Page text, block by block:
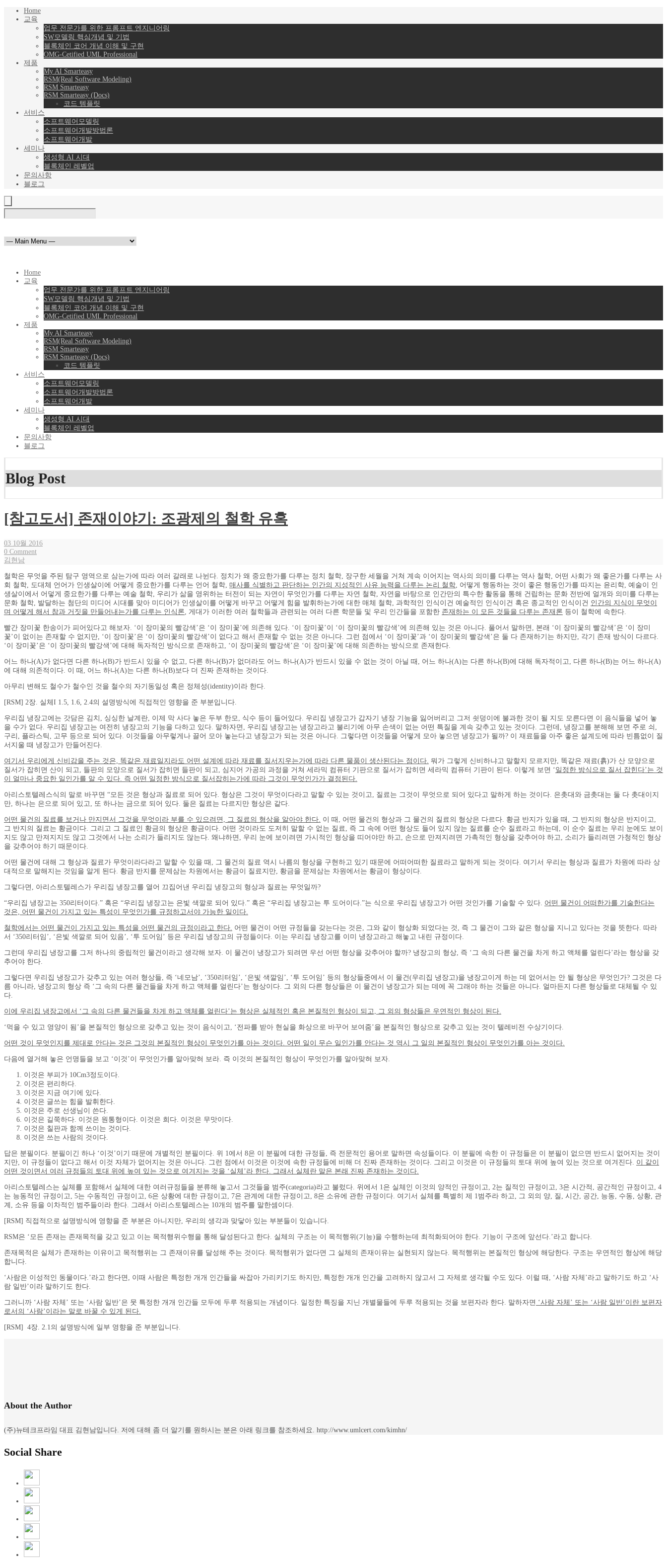
Home
교육
업무 전문가를 위한 프롬프트 엔지니어링
SW모델링 핵심개념 및 기법
블록체인 코어 개념 이해 및 구현
OMG-Cetified UML Professional
제품
My AI Smarteasy
RSM(Real Software Modeling)
RSM Smarteasy
RSM Smarteasy (Docs)
코드 템플릿
서비스
소프트웨어모델링
소프트웨어개발방법론
소프트웨어개발
세미나
생성형 AI 시대
블록체인 레벨업
문의사항
블로그
Home
교육
업무 전문가를 위한 프롬프트 엔지니어링
SW모델링 핵심개념 및 기법
블록체인 코어 개념 이해 및 구현
OMG-Cetified UML Professional
제품
My AI Smarteasy
RSM(Real Software Modeling)
RSM Smarteasy
RSM Smarteasy (Docs)
코드 템플릿
서비스
소프트웨어모델링
소프트웨어개발방법론
소프트웨어개발
세미나
생성형 AI 시대
블록체인 레벨업
문의사항
블로그
Blog Post
[참고도서] 존재이야기: 조광제의 철학 유혹
03 10월 2016
0 Comment
김현남
철학은 무엇을 주된 탐구 영역으로 삼는가에 따라 여러 갈래로 나뉜다. 정치가 왜 중요한가를 다루는 정치 철학, 장구한 세월을 거쳐 계속 이어지는 역사의 의미를 다루는 역사 철학, 어떤 사회가 왜 좋은가를 다루는 사
회 철학, 도대체 언어가 인생살이에 어떻게 중요한가를 다루는 언어 철학, 매사를 식별하고 판단하는 인간의 지성적인 사유 능력을 다루는 논리 철학, 어떻게 행동하는 것이 좋은 행동인가를 따지는 윤리학, 예술이 인
생살이에서 어덯게 중요한가를 다루는 예술 철학, 우리가 삶을 영위하는 터전이 되는 자연이 무엇인가를 다루는 자연 철학, 자연을 바탕으로 인간만의 특수한 활동을 통해 건립하는 문화 전반에 얼개와 의미를 다루는
문화 철학, 발달하는 첨단의 미디어 시대를 맞아 미디어가 인생살이를 어떻게 바꾸고 어떻게 힘을 발휘하는가에 대한 매체 철학, 과학적인 인식이건 예술적인 인식이건 혹은 종교적인 인식이건 인간의 지식이 무엇이
며 어떻게 해서 참과 거짓을 만들어내는가를 다루는 인식론, 게대가 이러한 여러 철학들과 관련되는 여러 다른 학문들 및 우리 인간들을 포함한 존재하는 이 모든 것들을 다루는 존재론 등이 철학에 속한다.
빨간 장미꽃 한송이가 피어있다고 해보자. ‘이 장미꽃의 빨강색’은 ‘이 장미꽃’에 의존해 있다. ‘이 장미꽃’이 ‘이 장미꽃의 빨강색’에 의존해 있는 것은 아니다. 풀어서 말하면, 본래 ‘이 장미꽃의 빨강색’은 ‘이 장미
꽃’이 없이는 존재할 수 없지만, ‘이 장미꽃’은 ‘이 장미꽃의 빨강색’이 없다고 해서 존재할 수 없는 것은 아니다. 그런 점에서 ‘이 장미꽃’과 ‘이 장미꽃의 빨강색’은 둘 다 존재하기는 하지만, 각기 존재 방식이 다르다.
‘이 장미꽃’은 ‘이 장미꽃의 빨강색’에 대해 독자적인 방식으로 존재하고, ‘이 장미꽃의 빨강색’은 ‘이 장미꽃’에 대해 의존하는 방식으로 존재한다.
어느 하나(A)가 없다면 다른 하나(B)가 반드시 있을 수 없고, 다른 하나(B)가 없더라도 어느 하나(A)가 반드시 있을 수 없는 것이 아닐 때, 어느 하나(A)는 다른 하나(B)에 대해 독자적이고, 다른 하나(B)는 어느 하나(A)
에 대해 의존적이다. 이 때, 어느 하나(A)는 다른 하나(B)보다 더 진짜 존재하는 것이다.
아무리 변해도 철수가 철수인 것을 철수의 자기동일성 혹은 정체성(identity)이라 한다.
[RSM] 2장. 실체I 1.5, 1.6, 2.4의 설명방식에 직접적인 영향을 준 부분입니다.
우리집 냉장고에는 갓담은 김치, 싱싱한 날계란, 이제 막 사다 놓은 두부 한모, 식수 등이 들어있다. 우리집 냉장고가 갑자기 냉장 기능을 잃어버리고 그저 쇳덩이에 불과한 것이 될 지도 모른다면 이 음식들을 넣어 놓
을 수가 없다. 우리집 냉장고는 여전히 냉장고의 기능을 다하고 있다. 말하자면, 우리집 냉장고는 냉장고라고 불리기에 아무 손색이 없는 어떤 특질을 계속 갖추고 있는 것이다. 그런데, 냉장고를 분해해 보면 주로 쇠,
구리, 플라스틱, 고무 등으로 되어 있다. 이것들을 아무렇게나 끌어 모아 놓는다고 냉장고가 되는 것은 아니다. 그렇다면 이것들을 어떻게 모아 놓으면 냉장고가 될까? 이 재료들을 아주 좋은 설계도에 따라 빈틈없이 질
서지울 때 냉장고가 만들어진다.
여기서 우리에게 신비감을 주는 것은, 똑같은 재료일지라도 어떤 설계에 따라 재료를 질서지우는가에 따라 다른 물품이 생산된다는 점이다. 뭐가 그렇게 신비하냐고 말할지 모르지만, 똑같은 재료(흙)가 산 모양으로
질서가 잡히면 산이 되고, 들판의 모양으로 질서가 잡히면 들판이 되고, 심지어 가공의 과정을 거쳐 세라믹 컴퓨터 기판으로 질서가 잡히면 세라믹 컴퓨터 기판이 된다. 이렇게 보면 ‘일정한 방식으로 질서 잡힌다’는 것
이 얼마나 중요한 일인가를 알 수 있다. 즉 어떤 일정한 방식으로 질서잡히는가에 따라 그것이 무엇인가가 결정된다.
아리스토텔레스식의 말로 바꾸면 “모든 것은 형상과 질료로 되어 있다. 형상은 그것이 무엇이다라고 말할 수 있는 것이고, 질료는 그것이 무엇으로 되어 있다고 말하게 하는 것이다. 은촛대와 금촛대는 둘 다 촛대이지
만, 하나는 은으로 되어 있고, 또 하나는 금으로 되어 있다. 둘은 질료는 다르지만 형상은 같다.
어떤 물건의 질료를 보거나 만지면서 그것을 무엇이라 부를 수 있으려면, 그 질료의 형상을 알아야 한다. 이 때, 어떤 물건의 형상과 그 물건의 질료의 형상은 다르다. 황금 반지가 있을 때, 그 반지의 형상은 반지이고,
그 반지의 질료는 황금이다. 그리고 그 질료인 황금의 형상은 황금이다. 어떤 것이라도 도저히 말할 수 없는 질료, 즉 그 속에 어떤 형상도 들어 있지 않는 질료를 순수 질료라고 하는데, 이 순수 질료는 우리 눈에도 보이
지도 않고 만져지지도 않고 그것에서 나는 소리가 들리지도 않는다. 왜냐하면, 우리 눈에 보이려면 가시적인 형상을 띠어야만 하고, 손으로 만져지려면 가촉적인 형상을 갖추어야 하고, 소리가 들리려면 가청적인 형상
을 갖추어야 하기 때문이다.
어떤 물건에 대해 그 형상과 질료가 무엇이라다라고 말할 수 있을 때, 그 물건의 질료 역시 나름의 형상을 구현하고 있기 때문에 어떠어떠한 질료라고 말하게 되는 것이다. 여기서 우리는 형상과 질료가 차원에 따라 상
대적으로 말해지는 것임을 알게 된다. 황금 반지를 문제삼는 차원에서는 황금이 질료지만, 황금을 문제삼는 차원에서는 황금이 형상이다.
그렇다면, 아리스토텔레스가 우리집 냉장고를 열어 끄집어낸 우리집 냉장고의 형상과 질료는 무엇일까?
“우리집 냉장고는 350리터이다.” 혹은 “우리집 냉장고는 은빛 색깔로 되어 있다.” 혹은 “우리집 냉장고는 투 도어이다.”는 식으로 우리집 냉장고가 어떤 것인가를 기술할 수 있다. 어떤 물건이 어떠한가를 기술한다는
것은, 어떤 물건이 가지고 있는 특성이 무엇인가를 규정하고서야 가능한 일이다.
철학에서는 어떤 물건이 가지고 있는 특성을 어떤 물건의 규정이라고 한다. 어떤 물건이 어떤 규정들을 갖는다는 것은, 그와 같이 형상화 되었다는 것, 즉 그 물건이 그와 같은 형상을 지니고 있다는 것을 뜻한다. 따라
서 ‘350리터임’, ‘은빛 색깔로 되어 있음’, ‘투 도어임’ 등은 우리집 냉장고의 규정들이다. 이는 우리집 냉장고를 이미 냉장고라고 해놓고 내린 규정이다.
그런데 우리집 냉장고를 그저 하나의 중립적인 물건이라고 생각해 보자. 이 물건이 냉장고가 되려면 우선 어떤 형상을 갖추어야 할까? 냉장고의 형상, 즉 ‘그 속의 다른 물건을 차게 하고 액체를 얼린다’라는 형상을 갖
추어야 한다.
그렇다면 우리집 냉장고가 갖추고 있는 여러 형상들, 즉 ‘네모남’, ‘350리터임’, ‘은빛 색깔임’, ‘투 도어임’ 등의 형상들중에서 이 물건(우리집 냉장고)을 냉장고이게 하는 데 없어서는 안 될 형상은 무엇인가? 그것은 다
름 아니라, 냉장고의 형상 즉 ‘그 속의 다른 물건들을 차게 하고 액체를 얼린다’는 형상이다. 그 외의 다른 형상들은 이 물건이 냉장고가 되는 데에 꼭 그래야 하는 것들은 아니다. 얼마든지 다른 형상들로 대체될 수 있
다.
이에 우리집 냉장고에서 ‘그 속의 다른 물건들을 차게 하고 액체를 얼린다’는 형상은 실체적인 혹은 본질적인 형상이 되고, 그 외의 형상들은 우연적인 형상이 된다.
‘먹을 수 있고 영양이 됨’을 본질적인 형상으로 갖추고 있는 것이 음식이고, ‘전파를 받아 현실을 화상으로 바꾸어 보여줌’을 본질적인 형상으로 갖추고 있는 것이 텔레비전 수상기이다.
어떤 것이 무엇인지를 제대로 안다는 것은 그것의 본질적인 형상이 무엇인가를 아는 것이다. 어떤 일이 무슨 일인가를 안다는 것 역시 그 일의 본질적인 형상이 무엇인가를 아는 것이다.
다음에 열거해 놓은 언명들을 보고 ‘이것’이 무엇인가를 알아맞혀 보라. 즉 이것의 본질적인 형상이 무엇인가를 알아맞혀 보자.
이것은 부피가 10Cm3정도이다.
이것은 편리하다.
이것은 지금 여기에 있다.
이것은 글쓰는 힘을 발휘한다.
이것은 주로 선생님이 쓴다.
이것은 길쭉하다. 이것은 원통형이다. 이것은 희다. 이것은 무맛이다.
이것은 칠판과 함께 쓰이는 것이다.
이것은 쓰는 사람의 것이다.
답은 분필이다. 분필이긴 하나 ‘이것’이기 때문에 개별적인 분필이다. 위 1에서 8은 이 분필에 대한 규정들, 즉 전문적인 용어로 말하면 속성들이다. 이 분필에 속한 이 규정들은 이 분필이 없으면 반드시 없어지는 것이
지만, 이 규정들이 없다고 해서 이것 자체가 없어지는 것은 아니다. 그런 점에서 이것은 이것에 속한 규정들에 비해 더 진짜 존재하는 것이다. 그리고 이것은 이 규정들의 토대 위에 높여 있는 것으로 여겨진다. 이 같이
어떤 것이면서 여러 규정들의 토대 위에 높여 있는 것으로 여겨지는 것을 ‘실체’라 한다. 그래서 실체란 말은 본래 진짜 존재하는 것이다.
아리스토텔레스는 실체를 포함해서 실체에 대한 여러규정들을 분류해 놓고서 그것들을 범주(categoria)라고 불렀다. 위에서 1은 실체인 이것의 양적인 규정이고, 2는 질적인 규정이고, 3은 시간적, 공간적인 규정이고, 4
는 능동적인 규정이고, 5는 수동적인 규정이고, 6은 상황에 대한 규정이고, 7은 관계에 대한 규정이고, 8은 소유에 관한 규정이다. 여기서 실체를 특별히 제 1범주라 하고, 그 외의 양, 질, 시간, 공간, 능동, 수동, 상황, 관
계, 소유 등을 이차적인 범주들이라 한다. 그래서 아리스토텔레스는 10개의 범주를 말한셈이다.
[RSM] 직접적으로 설명방식에 영향을 준 부분은 아니지만, 우리의 생각과 맞닿아 있는 부분들이 있습니다.
RSM은 ‘모든 존재는 존재목적을 갖고 있고 이는 목적행위수행을 통해 달성된다고 한다. 실체의 구조는 이 목적행위(기능)을 수행하는데 최적화되어야 한다. 기능이 구조에 앞선다.’라고 합니다.
존재목적은 실체가 존재하는 이유이고 목적행위는 그 존재이유를 달성해 주는 것이다. 목적행위가 없다면 그 실체의 존재이유는 실현되지 않는다. 목적행위는 본질적인 형상에 해당한다. 구조는 우연적인 형상에 해당
합니다.
‘사람은 이성적인 동물이다.’라고 한다면, 이때 사람은 특정한 개개 인간들을 싸잡아 가리키기도 하지만, 특정한 개개 인간을 고려하지 않고서 그 자체로 생각될 수도 있다. 이럴 때, ‘사람 자체’라고 말하기도 하고 ‘사
람 일반’이라 말하기도 한다.
그러니까 ‘사람 자체’ 또는 ‘사람 일반’은 뭇 특정한 개개 인간들 모두에 두루 적용되는 개념이다. 일정한 특징을 지닌 개별물들에 두루 적용되는 것을 보편자라 한다. 말하자면 ‘사람 자체’ 또는 ‘사람 일반’이란 보편자
로서의 ‘사람’이라는 말로 바꿀 수 있게 된다.
[RSM] 4장. 2.1의 설명방식에 일부 영향을 준 부분입니다.
About the Author
(주)뉴테크프라임 대표 김현남입니다. 저에 대해 좀 더 알기를 원하시는 분은 아래 링크를 참조하세요. http://www.umlcert.com/kimhn/
Social Share